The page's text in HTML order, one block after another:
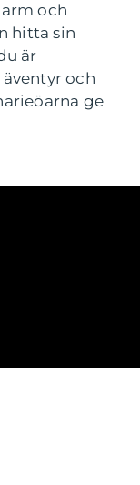
och
hitta sin
är
och
ge